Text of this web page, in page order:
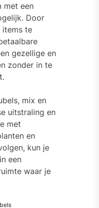
met een
Door
items te
gezellige en
zonder in te
mix en
uitstraling en
met
en
kun je
een
waar je